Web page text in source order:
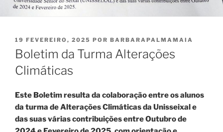
PUBLICADO
EM
19 FEVEREIRO, 2025 POR BARBARAPALMAMAIA
Boletim da Turma Alterações
Climáticas
Este Boletim resulta da colaboração entre os alunos
da turma de Alterações Climáticas da Unisseixal e
das suas várias contribuições entre Outubro de